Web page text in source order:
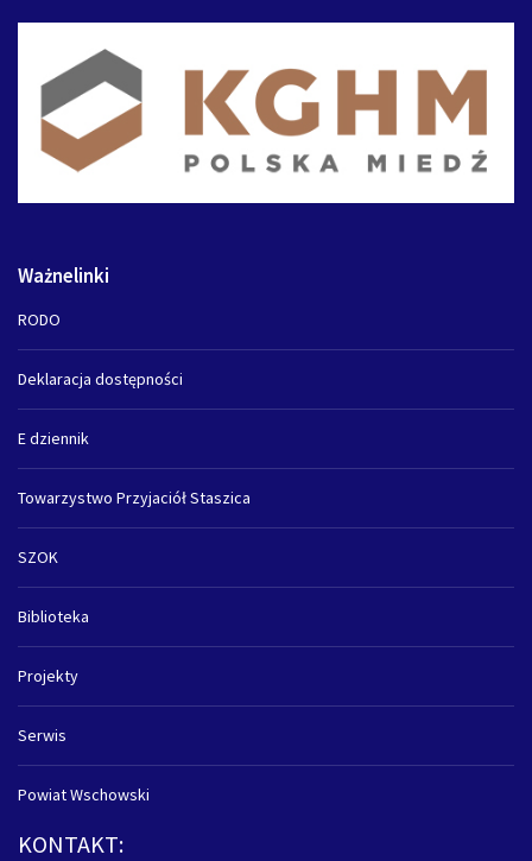
Ważnelinki
RODO
Deklaracja dostępności
E dziennik
Towarzystwo Przyjaciół Staszica
SZOK
Biblioteka
Projekty
Serwis
Powiat Wschowski
KONTAKT: